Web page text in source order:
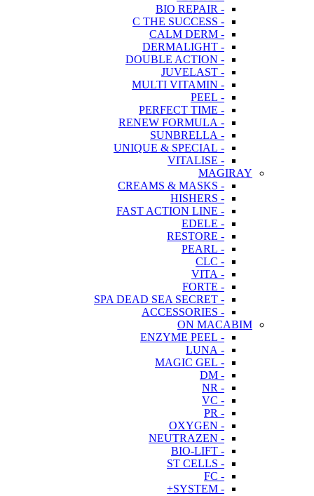
- BIO REPAIR
- C THE SUCCESS
- CALM DERM
- DERMALIGHT
- DOUBLE ACTION
- JUVELAST
- MULTI VITAMIN
- PEEL
- PERFECT TIME
- RENEW FORMULA
- SUNBRELLA
- UNIQUE & SPECIAL
- VITALISE
MAGIRAY
- CREAMS & MASKS
- HISHERS
- FAST ACTION LINE
- EDELE
- RESTORE
- PEARL
- CLC
- VITA
- FORTE
- SPA DEAD SEA SECRET
- ACCESSORIES
ON MACABIM
- ENZYME PEEL
- LUNA
- MAGIC GEL
- DM
- NR
- VC
- PR
- OXYGEN
- NEUTRAZEN
- BIO-LIFT
- ST CELLS
- FC
- SYSTEM+